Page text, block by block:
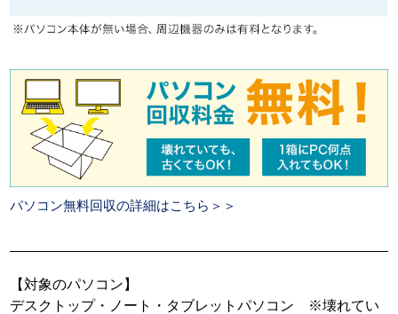
パソコン無料回収の詳細はこちら＞＞
【対象のパソコン】
デスクトップ・ノート・タブレットパソコン ※壊れてい